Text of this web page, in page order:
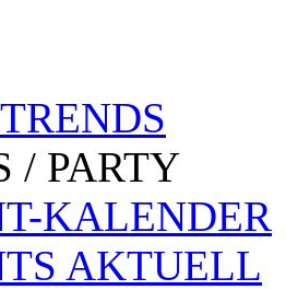
/ PARTY
KALENDER
AKTUELL